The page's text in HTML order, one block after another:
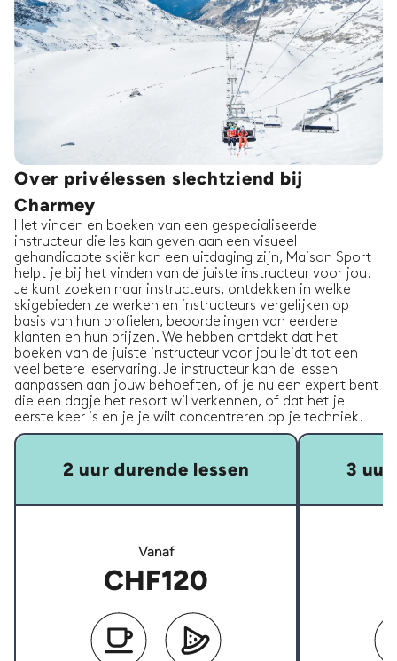
Over privélessen slechtziend bij
Charmey
Het vinden en boeken van een gespecialiseerde
instructeur die les kan geven aan een visueel
gehandicapte skiër kan een uitdaging zijn, Maison Sport
helpt je bij het vinden van de juiste instructeur voor jou.
Je kunt zoeken naar instructeurs, ontdekken in welke
skigebieden ze werken en instructeurs vergelijken op
basis van hun profielen, beoordelingen van eerdere
klanten en hun prijzen. We hebben ontdekt dat het
boeken van de juiste instructeur voor jou leidt tot een
veel betere leservaring. Je instructeur kan de lessen
aanpassen aan jouw behoeften, of je nu een expert bent
die een dagje het resort wil verkennen, of dat het je
eerste keer is en je je wilt concentreren op je techniek.
2 uur durende lessen
Vanaf
CHF120
3 uur